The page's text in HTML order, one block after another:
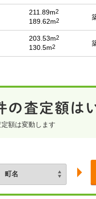
211.89m2
189.62m2
203.53m2
130.5m2
額は変動します